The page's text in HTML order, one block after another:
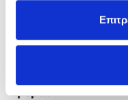
μέρα!